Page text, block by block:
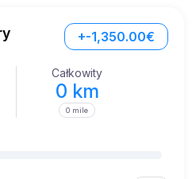
przyspieszeniu zaledwie 5,9
jasne jest, że ten pojazd
jeśli chodzi o szybkość.
+-1,350.00€
Całkowity
0 km
0 mile